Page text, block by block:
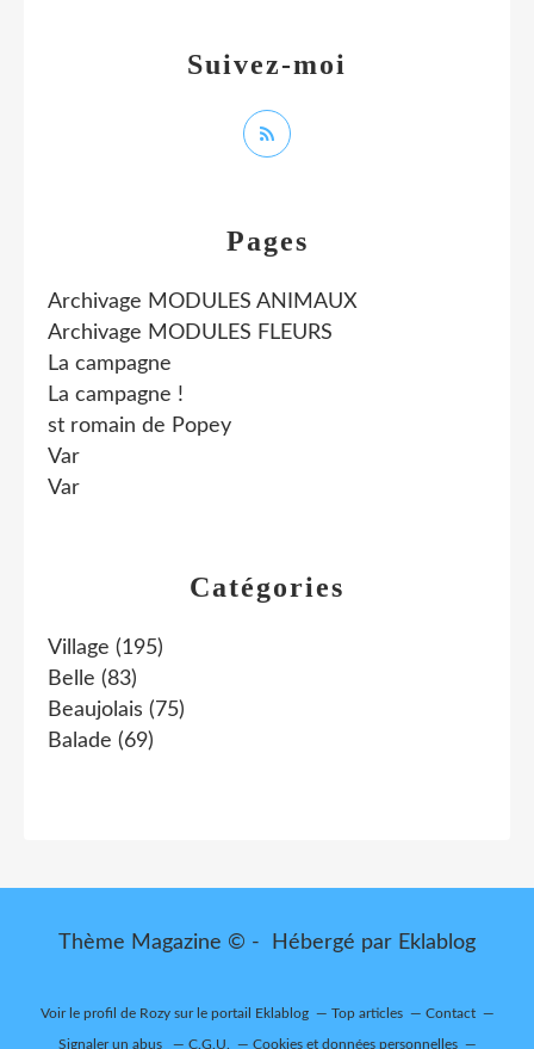
Catégories
Village (195)
Belle (83)
Beaujolais (75)
Balade (69)
Pages
Archivage MODULES ANIMAUX
Archivage MODULES FLEURS
La campagne
La campagne !
st romain de Popey
Var
Var
Suivez-moi
Thème Magazine © - Hébergé par Eklablog
Voir le profil de Rozysur le portail Eklablog Top articles Contact
Signaler un abus C.G.U. Cookies et données personnelles